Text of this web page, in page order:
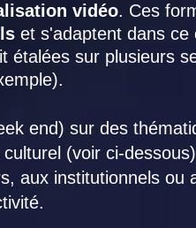
vidéo. Ces
et s'adaptent dans ce
sur plusieurs
end) sur des
(voir ci-
aux institutionnels ou